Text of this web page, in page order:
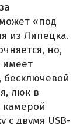
«под
из Липецка.
но,
имеет
бесключевой
люк в
камерой
с двумя USB-